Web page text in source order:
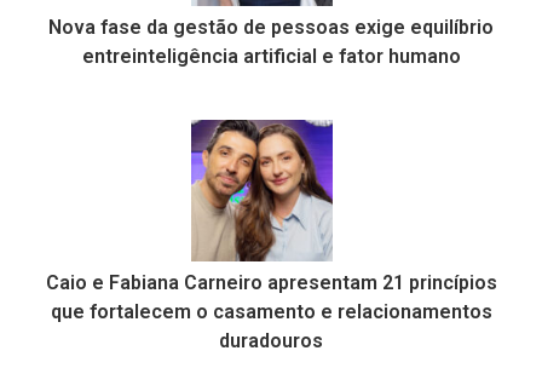
Nova fase da gestão de pessoas exige equilíbrio
entreinteligência artificial e fator humano
Caio e Fabiana Carneiro apresentam 21 princípios
que fortalecem o casamento e relacionamentos
duradouros